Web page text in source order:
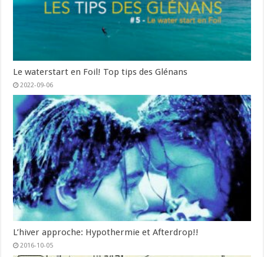
Le waterstart en Foil! Top tips des Glénans
2022-09-06
L’hiver approche: Hypothermie et Afterdrop!!
2016-10-05